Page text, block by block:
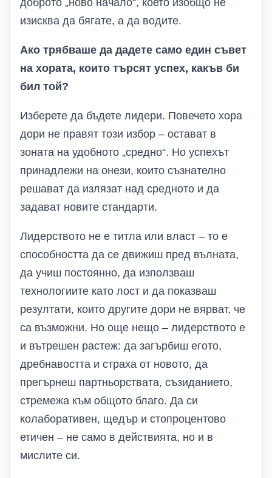
доброто „ново начало“, което изобщо не
изисква да бягате, а да водите.
Ако трябваше да дадете само един съвет
на хората, които търсят успех, какъв би
бил той?
Изберете да бъдете лидери. Повечето хора
дори не правят този избор – остават в
зоната на удобното „средно“. Но успехът
принадлежи на онези, които съзнателно
решават да излязат над средното и да
задават новите стандарти.
Лидерството не е титла или власт – то е
способността да се движиш пред вълната,
да учиш постоянно, да използваш
технологиите като лост и да показваш
резултати, които другите дори не вярват, че
са възможни. Но още нещо – лидерството е
и вътрешен растеж: да загърбиш егото,
дребнавостта и страха от новото, да
прегърнеш партньорствата, съзиданието,
стремежа към общото благо. Да си
колаборативен, щедър и стопроцентово
етичен – не само в действията, но и в
мислите си.